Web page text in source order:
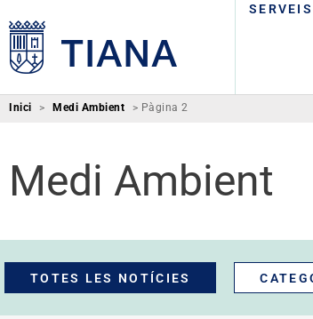
SERVEIS
Inici > Medi Ambient > Pàgina 2
Medi Ambient
TOTES LES NOTÍCIES